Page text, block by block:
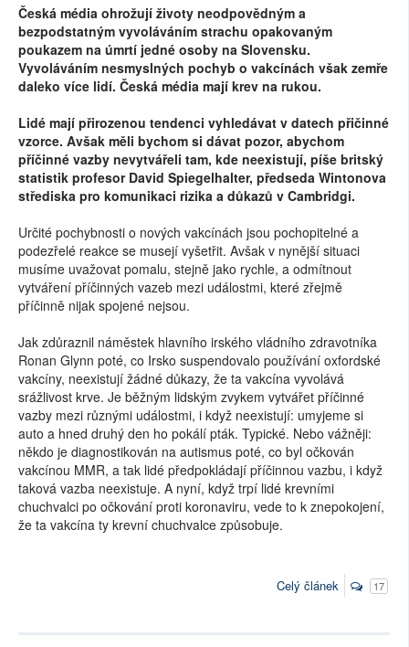
Česká média ohrožují životy neodpovědným a
bezpodstatným vyvoláváním strachu opakovaným
poukazem na úmrtí jedné osoby na Slovensku.
Vyvoláváním nesmyslných pochyb o vakcínách však zemře
daleko více lidí. Česká média mají krev na rukou.
Lidé mají přirozenou tendenci vyhledávat v datech přičinné
vzorce. Avšak měli bychom si dávat pozor, abychom
příčinné vazby nevytvářeli tam, kde neexistují, píše britský
statistik profesor David Spiegelhalter, předseda Wintonova
střediska pro komunikaci rizika a důkazů v Cambridgi.
Určité pochybnosti o nových vakcínách jsou pochopitelné a
podezřelé reakce se musejí vyšetřit. Avšak v nynější situaci
musíme uvažovat pomalu, stejně jako rychle, a odmítnout
vytváření příčinných vazeb mezi událostmi, které zřejmě
příčinně nijak spojené nejsou.
Jak zdůraznil náměstek hlavního irského vládního zdravotníka
Ronan Glynn poté, co Irsko suspendovalo používání oxfordské
vakcíny, neexistují žádné důkazy, že ta vakcína vyvolává
srážlivost krve. Je běžným lidským zvykem vytvářet příčinné
vazby mezi různými událostmi, i když neexistují: umyjeme si
auto a hned druhý den ho pokálí pták. Typické. Nebo vážněji:
někdo je diagnostikován na autismus poté, co byl očkován
vakcínou MMR, a tak lidé předpokládají příčinnou vazbu, i když
taková vazba neexistuje. A nyní, když trpí lidé krevními
chuchvalci po očkování proti koronaviru, vede to k znepokojení,
že ta vakcína ty krevní chuchvalce způsobuje.
Celý článek 17